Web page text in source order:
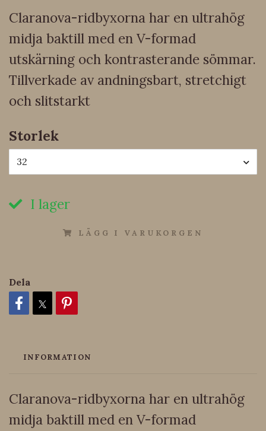
Claranova-ridbyxorna har en ultrahög
midja baktill med en V-formad
utskärning och kontrasterande sömmar.
Tillverkade av andningsbart, stretchigt
och slitstarkt
Storlek
32
I lager
LÄGG I VARUKORGEN
Dela
INFORMATION
Claranova-ridbyxorna har en ultrahög
midja baktill med en V-formad